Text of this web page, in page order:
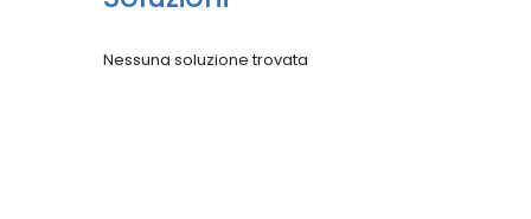
Nessuna soluzione trovata